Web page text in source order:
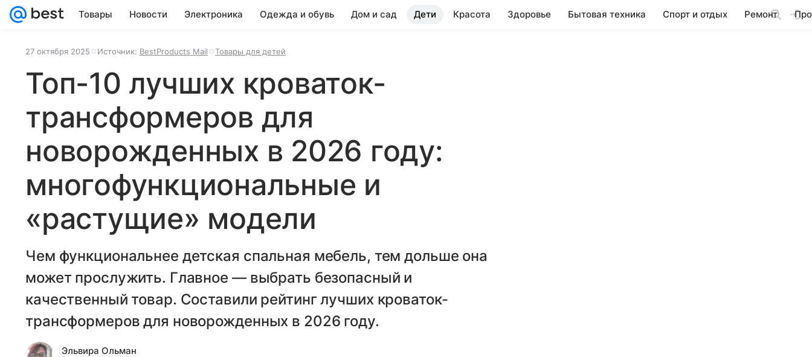
Товары Новости Электроника Одежда и обувь Дом и сад Дети Красота Здоровье Бытовая техника Спорт и отдых Ремонт
27 октября 2025 Источник: BestProducts Mail Товары для детей
Топ-10 лучших кроваток-
трансформеров для
новорожденных в 2026 году:
многофункциональные и
«растущие» модели
Чем функциональнее детская спальная мебель, тем дольше она
может прослужить. Главное — выбрать безопасный и
качественный товар. Составили рейтинг лучших кроваток-
трансформеров для новорожденных в 2026 году.
Эльвира Ольман